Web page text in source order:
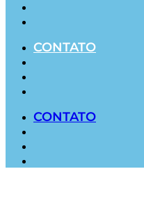
CONTATO
CONTATO